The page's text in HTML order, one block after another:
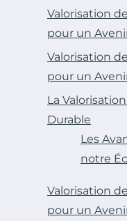
Valorisation
pour un
Valorisation
pour un
La
Durable
Les
notre
Valorisation
pour un